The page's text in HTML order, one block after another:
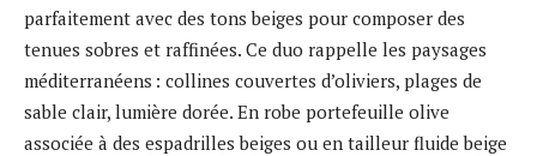
parfaitement avec des tons beiges pour composer des
tenues sobres et raffinées. Ce duo rappelle les paysages
méditerranéens : collines couvertes d’oliviers, plages de
sable clair, lumière dorée. En robe portefeuille olive
associée à des espadrilles beiges ou en tailleur fluide beige